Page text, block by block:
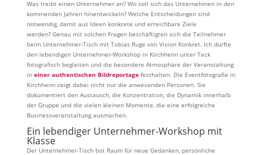
Was treibt einen Unternehmer an? Wo soll sich das Unternehmen in den
kommenden Jahren hinentwickeln? Welche Entscheidungen sind
notwendig, damit aus Ideen konkrete und erreichbare Ziele
werden? Genau mit solchen Fragen beschäftigten sich die Teilnehmer
beim Unternehmer-Tisch mit Tobias Ruge von Vision Konkret. Ich durfte
den lebendigen Unternehmer-Workshop in Kirchheim unter Teck
fotografisch begleiten und die besondere Atmosphäre der Veranstaltung
in einer authentischen Bildreportagefesthalten. Die Eventfotografie in
Kirchheim zeigt dabei nicht nur die anwesenden Personen. Sie
dokumentiert den Austausch, die Konzentration, die Dynamik innerhalb
der Gruppe und die vielen kleinen Momente, die eine erfolgreiche
Businessveranstaltung ausmachen.
Ein lebendiger Unternehmer-Workshop mit
Klasse
Der Unternehmer-Tisch bot Raum für neue Gedanken, persönliche